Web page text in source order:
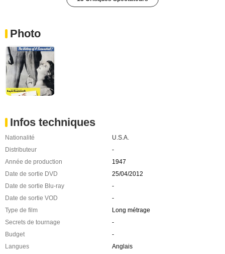
Photo
Infos techniques
Nationalité
U.S.A.
Distributeur
-
Année de production
1947
Date de sortie DVD
25/04/2012
Date de sortie Blu-ray
-
Date de sortie VOD
-
Type de film
Long métrage
Secrets de tournage
-
Budget
-
Langues
Anglais